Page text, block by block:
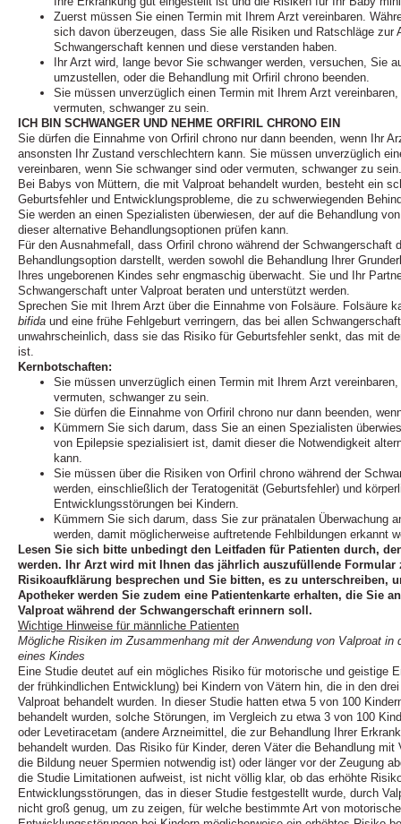
Zuerst müssen Sie einen Termin mit Ihrem Arzt vereinbaren.
sich davon überzeugen, dass Sie alle Risiken und Ratschläge zur
Schwangerschaft kennen und diese verstanden haben.
Ihr Arzt wird, lange bevor Sie schwanger werden, versuchen, Sie
umzustellen, oder die Behandlung mit Orfiril chrono beenden.
Sie müssen unverzüglich einen Termin mit Ihrem Arzt
vermuten, schwanger zu sein.
ICH BIN SCHWANGER UND NEHME ORFIRIL CHRONO EIN
Sie dürfen die Einnahme von Orfiril chrono nur dann beenden, wenn Ihr
ansonsten Ihr Zustand verschlechtern kann. Sie müssen unverzüglich
vereinbaren, wenn Sie schwanger sind oder vermuten, schwanger zu
Bei Babys von Müttern, die mit Valproat behandelt wurden, besteht ein
Geburtsfehler und Entwicklungsprobleme, die zu schwerwiegenden
Sie werden an einen Spezialisten überwiesen, der auf die Behandlung
dieser alternative Behandlungsoptionen prüfen kann.
Für den Ausnahmefall, dass Orfiril chrono während der Schwangerschaft
Behandlungsoption darstellt, werden sowohl die Behandlung Ihrer
Ihres ungeborenen Kindes sehr engmaschig überwacht. Sie und Ihr
Schwangerschaft unter Valproat beraten und unterstützt werden.
Sprechen Sie mit Ihrem Arzt über die Einnahme von Folsäure. Folsäure
bifida und eine frühe Fehlgeburt verringern, das bei allen
unwahrscheinlich, dass sie das Risiko für Geburtsfehler senkt, das mit
ist.
Kernbotschaften:
Sie müssen unverzüglich einen Termin mit Ihrem Arzt
vermuten, schwanger zu sein.
Sie dürfen die Einnahme von Orfiril chrono nur dann beenden,
Kümmern Sie sich darum, dass Sie an einen Spezialisten
von Epilepsie spezialisiert ist, damit dieser die Notwendigkeit
kann.
Sie müssen über die Risiken von Orfiril chrono während der
werden, einschließlich der Teratogenität (Geburtsfehler) und
Entwicklungsstörungen bei Kindern.
Kümmern Sie sich darum, dass Sie zur pränatalen Überwachung
werden, damit möglicherweise auftretende Fehlbildungen erkannt
Lesen Sie sich bitte unbedingt den Leitfaden für Patienten durch,
werden. Ihr Arzt wird mit Ihnen das jährlich auszufüllende Formular
Risikoaufklärung besprechen und Sie bitten, es zu unterschreiben,
Apotheker werden Sie zudem eine Patientenkarte erhalten, die Sie
Valproat während der Schwangerschaft erinnern soll.
Wichtige Hinweise für männliche Patienten
Mögliche Risiken im Zusammenhang mit der Anwendung von Valproat in
eines Kindes
Eine Studie deutet auf ein mögliches Risiko für motorische und geistige
der frühkindlichen Entwicklung) bei Kindern von Vätern hin, die in den
Valproat behandelt wurden. In dieser Studie hatten etwa 5 von 100
behandelt wurden, solche Störungen, im Vergleich zu etwa 3 von 100
oder Levetiracetam (andere Arzneimittel, die zur Behandlung Ihrer
behandelt wurden. Das Risiko für Kinder, deren Väter die Behandlung
die Bildung neuer Spermien notwendig ist) oder länger vor der Zeugung
die Studie Limitationen aufweist, ist nicht völlig klar, ob das erhöhte
Entwicklungsstörungen, das in dieser Studie festgestellt wurde, durch
nicht groß genug, um zu zeigen, für welche bestimmte Art von